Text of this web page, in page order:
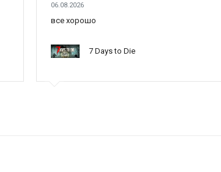
06.08.2026
все хорошо
7 Days to Die